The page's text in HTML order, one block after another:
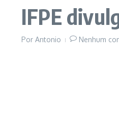
IFPE
Por Antonio Nenhum